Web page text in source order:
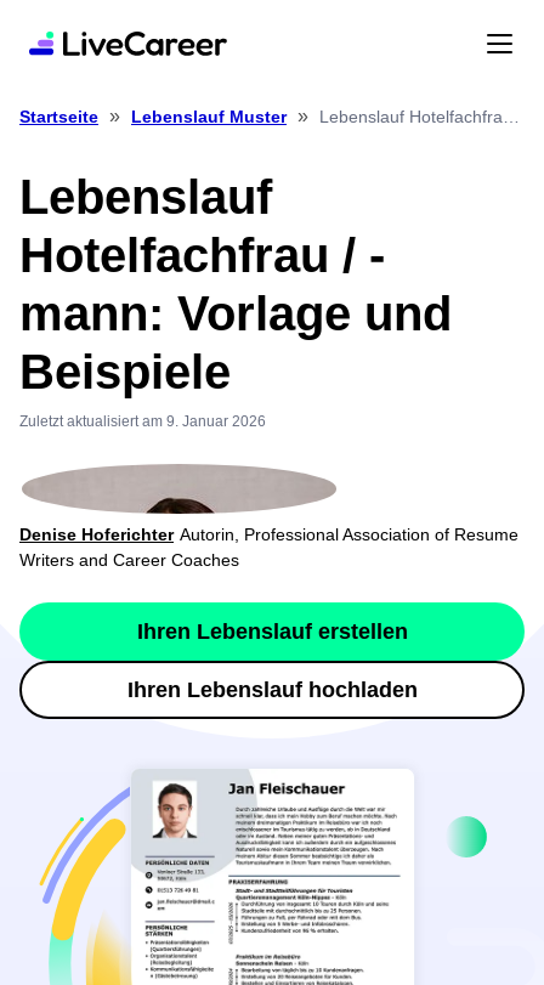
Startseite » Lebenslauf Muster »
Lebenslauf
Hotelfachfrau / -
mann: Vorlage und
Beispiele
Zuletzt aktualisiert am 9. Januar 2026
Denise Hoferichter Autorin, Professional Association of Resume
Writers and Career Coaches
Ihren Lebenslauf erstellen
Ihren Lebenslauf hochladen